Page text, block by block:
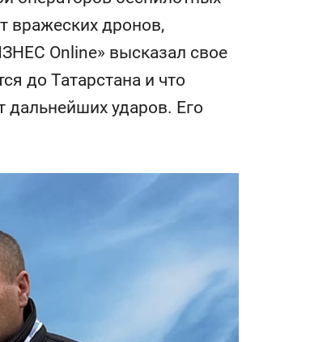
вражеских дронов,
Online» высказал свое
до Татарстана и что
ударов. Его
антихрупких команд